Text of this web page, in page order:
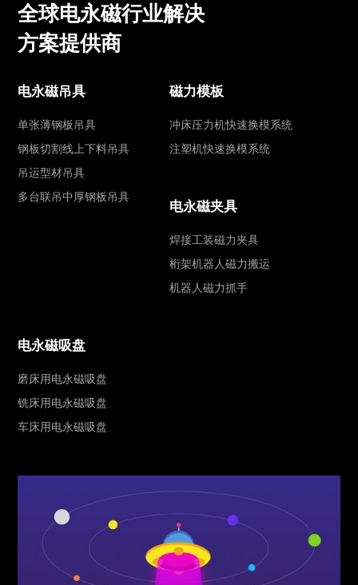
全球电永磁行业解决
方案提供商
电永磁吊具
单张薄钢板吊具
钢板切割线上下料吊具
吊运型材吊具
多台联吊中厚钢板吊具
磁力模板
冲床压力机快速换模系统
注塑机快速换模系统
电永磁夹具
焊接工装磁力夹具
桁架机器人磁力搬运
机器人磁力抓手
电永磁吸盘
磨床用电永磁吸盘
铣床用电永磁吸盘
车床用电永磁吸盘